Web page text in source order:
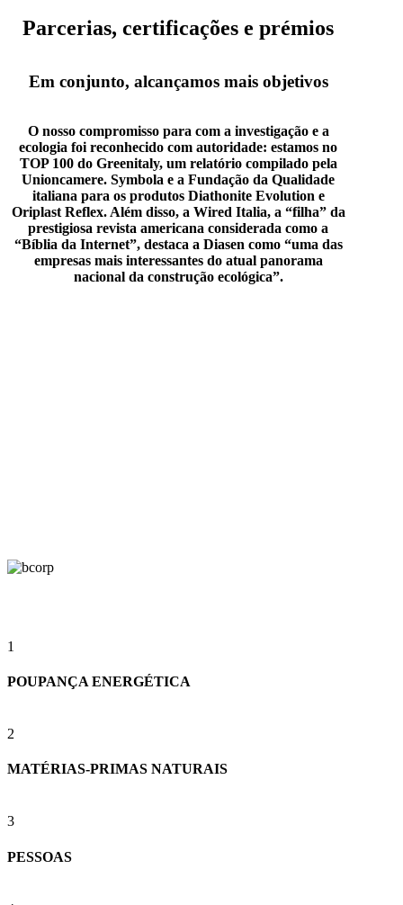
Parcerias, certificações e prémios
Em conjunto, alcançamos mais objetivos
O nosso compromisso para com a investigação e a
ecologia foi reconhecido com autoridade: estamos no
TOP 100 do Greenitaly, um relatório compilado pela
Unioncamere. Symbola e a Fundação da Qualidade
italiana para os produtos Diathonite Evolution e
Oriplast Reflex. Além disso, a Wired Italia, a “filha” da
prestigiosa revista americana considerada como a
“Bíblia da Internet”, destaca a Diasen como “uma das
empresas mais interessantes do atual panorama
nacional da construção ecológica”.
1
POUPANÇA ENERGÉTICA
2
MATÉRIAS-PRIMAS NATURAIS
3
PESSOAS